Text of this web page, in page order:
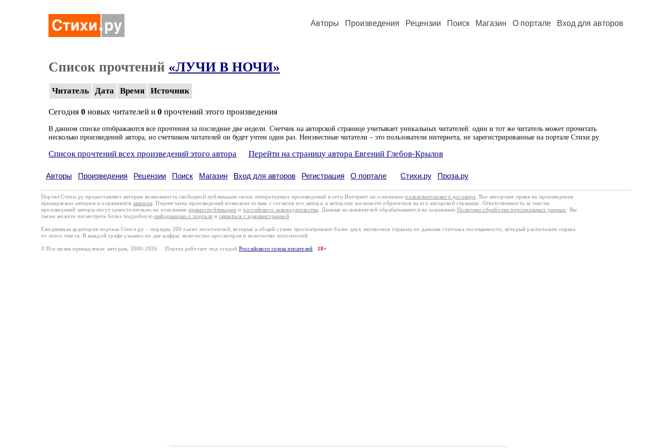
Авторы Произведения Рецензии Поиск Магазин О портале Вход для авторов
Список прочтений «ЛУЧИ В НОЧИ»
Читатель Дата Время Источник
Сегодня 0 новых читателей и 0 прочтений этого произведения
В данном списке отображаются все прочтения за последние две недели. Счетчик на авторской странице учитывает уникальных читателей: один и тот же читатель может прочитать
несколько произведений автора, но счетчиком читателей он будет учтен один раз. Неизвестные читатели – это пользователи интернета, не зарегистрированные на портале Стихи.ру.
Список прочтений всех произведений этого автора Перейти на страницу автора Евгений Глебов-Крылов
Авторы Произведения Рецензии Поиск Магазин Вход для авторов Регистрация О портале Стихи.ру Проза.ру
Портал Стихи.ру предоставляет авторам возможность свободной публикации своих литературных произведений в сети Интернет на основаниипользовательского договора
. Все авторские права на произведения
принадлежат авторам и охраняются законом . Перепечатка произведений возможна только с согласия его автора, к которому вы можете обратиться на его авторской странице. Ответственность за тексты
произведений авторы несут самостоятельно на основании правил публикации и российского законодательства . Данные пользователей обрабатываются на основании Политики обработки персональных данных
. Вы
также можете посмотреть более подробную информацию о портале и связаться с администрацией.
Ежедневная аудитория портала Стихи.ру – порядка 200 тысяч посетителей, которые в общей сумме просматривают более двух миллионов страниц по данным счетчика посещаемости, который расположен справа
от этого текста. В каждой графе указано по две цифры: количество просмотров и количество посетителей.
© Все права принадлежат авторам, 2000-2026 Портал работает под эгидой Российского союза писателей 18+